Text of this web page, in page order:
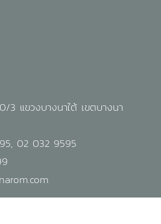
แขวงบางนาใต้ เขตบางนา
, 02 032 9595